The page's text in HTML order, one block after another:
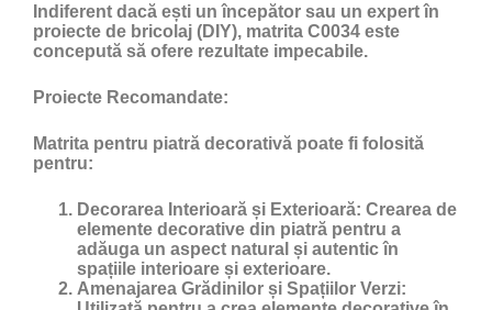
Indiferent dacă ești un începător sau un expert în
proiecte de bricolaj (DIY), matrita C0034 este
concepută să ofere rezultate impecabile.
Proiecte Recomandate:
Matrita pentru piatră decorativă poate fi folosită
pentru:
Decorarea Interioară și Exterioară: Crearea de
elemente decorative din piatră pentru a
adăuga un aspect natural și autentic în
spațiile interioare și exterioare.
Amenajarea Grădinilor și Spațiilor Verzi: